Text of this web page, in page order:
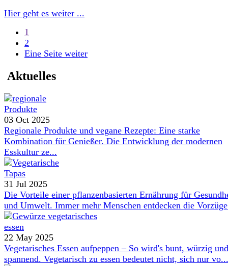
Hier geht es weiter ...
1
2
Eine Seite weiter
Aktuelles
03 Oct 2025
Regionale Produkte und vegane Rezepte: Eine starke
Kombination für Genießer. Die Entwicklung der modernen
Esskultur ze...
31 Jul 2025
Die Vorteile einer pflanzenbasierten Ernährung für
und Umwelt. Immer mehr Menschen entdecken die
22 May 2025
Vegetarisches Essen aufpeppen – So wird's bunt, würzig und
spannend. Vegetarisch zu essen bedeutet nicht, sich nur vo...